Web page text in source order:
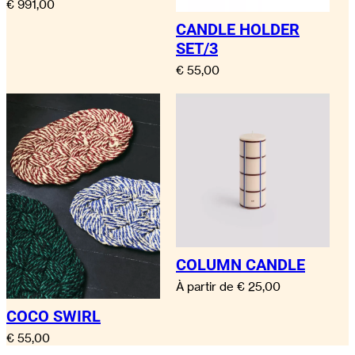
€ 991,00
CANDLE HOLDER
SET/3
€ 55,00
COCO SWIRL
€ 55,00
COLUMN CANDLE
À partir de € 25,00